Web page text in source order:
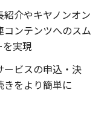
介やキヤノンオン
ンテンツへのスム
実現
ービスの申込・決
きをより簡単に